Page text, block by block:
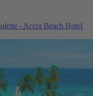
- Accra Beach Hotel